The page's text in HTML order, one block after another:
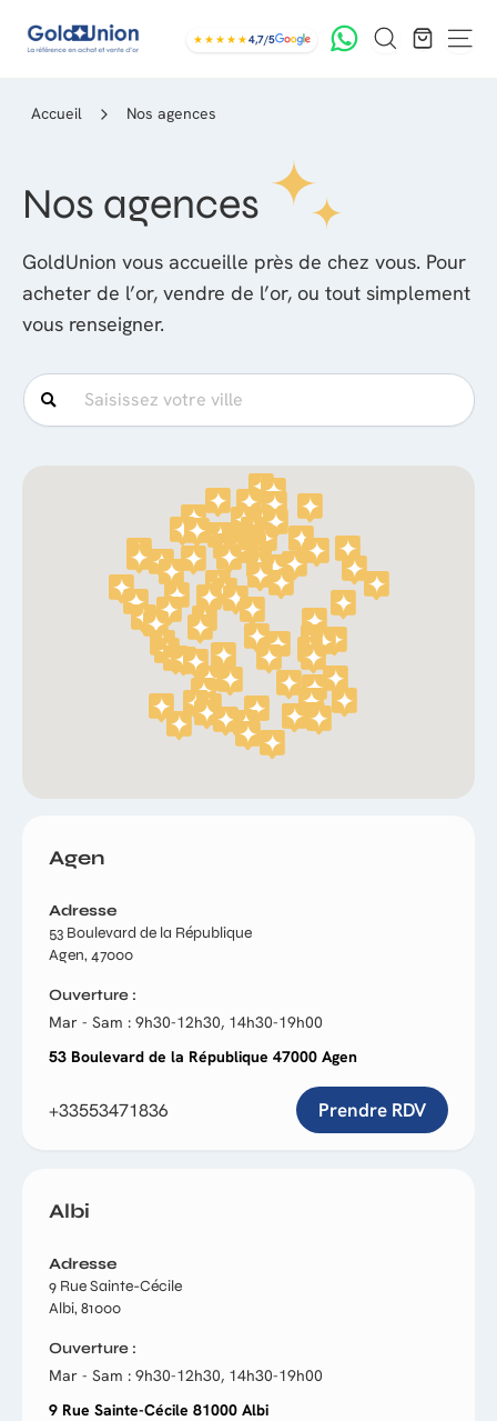
G
U
n
i
o
n
★★★★★4,7/5
Rechercher
Accueil Nos agences
Nos agences
GoldUnion vous accueille près de chez vous. Pour
acheter de l’or, vendre de l’or, ou tout simplement
vous renseigner.
Agen
Adresse
53 Boulevard de la République
Agen, 47000
Ouverture
Mar - Sam : 9h30-12h30, 14h30-19h00
53 Boulevard de la République 47000 Agen
+33553471836 Prendre RDV
Albi
Adresse
9 Rue Sainte-Cécile
Albi, 81000
Ouverture
Mar - Sam : 9h30-12h30, 14h30-19h00
9 Rue Sainte-Cécile 81000 Albi